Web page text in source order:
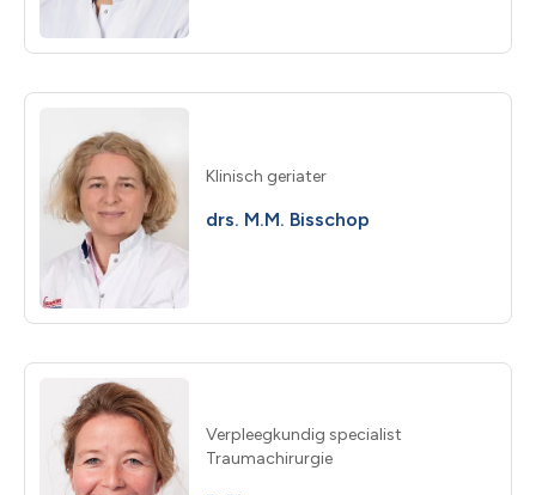
drs. M.M. Bisschop
Klinisch geriater
Verpleegkundig specialist
Traumachirurgie